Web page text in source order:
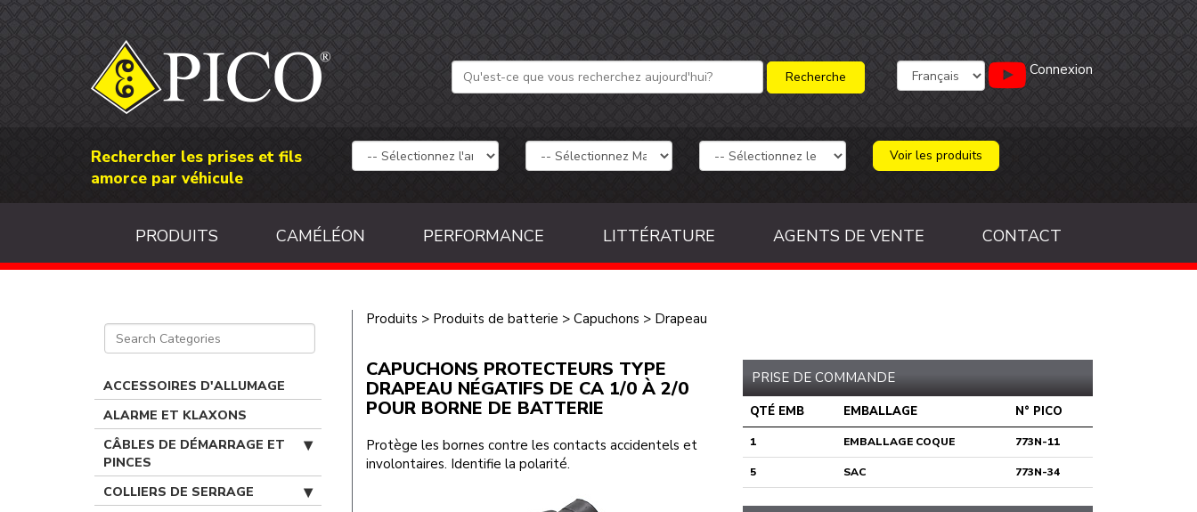
Connexion
Rechercher les prises et fils
amorce par véhicule
Voir les produits
PRODUITS CAMÉLÉON PERFORMANCE LITTÉRATURE AGENTS DE VENTE CONTACT
ACCESSOIRES D'ALLUMAGE
ALARME ET KLAXONS
CÂBLES DE DÉMARRAGE ET
PINCES
COLLIERS DE SERRAGE
Produits > Produits de batterie > Capuchons > Drapeau
CAPUCHONS PROTECTEURS TYPE
DRAPEAU NÉGATIFS DE CA 1/0 À 2/0
POUR BORNE DE BATTERIE
Protège les bornes contre les contacts accidentels et
involontaires. Identifie la polarité.
PRISE DE COMMANDE
QTÉ EMB EMBALLAGE N° PICO
1 EMBALLAGE COQUE 773N-11
5 SAC 773N-34